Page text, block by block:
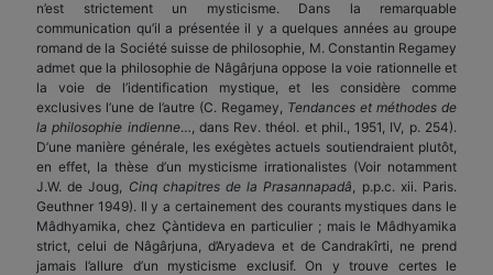
n’est strictement un mysticisme. Dans la remarquable
communication qu’il a présentée il y a quelques années au groupe
romand de la Société suisse de philosophie, M. Constantin Regamey
admet que la philosophie de Nâgârjuna oppose la voie rationnelle et
la voie de l’identification mystique, et les considère comme
exclusives l’une de l’autre (C. Regamey, Tendances et méthodes de
la philosophie indienne…, dans Rev. théol. et phil., 1951, IV, p. 254).
D’une manière générale, les exégètes actuels soutiendraient plutôt,
en effet, la thèse d’un mysticisme irrationalistes (Voir notamment
J.W. de Joug, Cinq chapitres de la Prasannapadâ , p.p.c. xii. Paris.
Geuthner 1949). Il y a certainement des courants mystiques dans le
Mâdhyamika, chez Çàntideva en particulier ; mais le Mâdhyamika
strict, celui de Nâgârjuna, d’Aryadeva et de Candrakîrti, ne prend
jamais l’allure d’un mysticisme exclusif. On y trouve certes le